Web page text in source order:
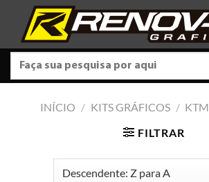
content
Pesquisar
INÍCIO / KITS GRÁFICOS / KTM
FILTRAR